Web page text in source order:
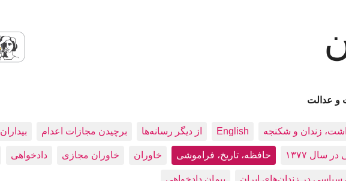
و عدالت
زندان و شکنجه English از دیگر رسانه‌ها برچیدن مجازات اعدام بيداران
سال ۱۳۷۷ حافظه، تاريخ، فراموشی خاوران خاوران مجازی دادخواهی
پیمانِ دادخواهی